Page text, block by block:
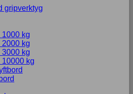
gripverktyg
1000 kg
2000 kg
3000 kg
10000 kg